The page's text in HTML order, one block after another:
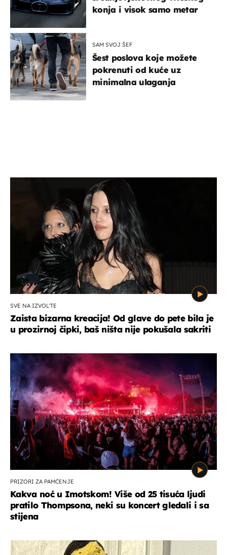
konja i visok samo metar
SAM SVOJ ŠEF
Šest poslova koje možete
pokrenuti od kuće uz
minimalna ulaganja
SVE NA IZVOL'TE
Zaista bizarna kreacija! Od glave do pete bila je
u prozirnoj čipki, baš ništa nije pokušala sakriti
PRIZORI ZA PAMĆENJE
Kakva noć u Imotskom! Više od 25 tisuća ljudi
pratilo Thompsona, neki su koncert gledali i sa
stijena